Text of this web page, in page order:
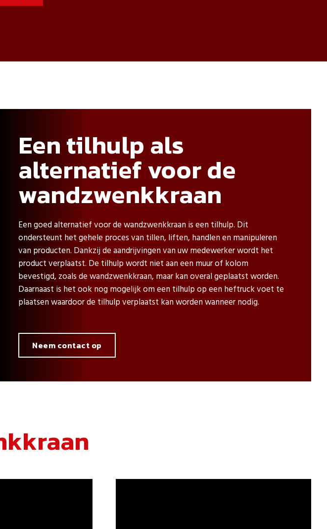
Een tilhulp als
alternatief voor de
wandzwenkkraan
Een goed alternatief voor de wandzwenkkraan is een tilhulp. Dit
ondersteunt het gehele proces van tillen, liften, handlen en manipuleren
van producten. Dankzij de aandrijvingen van uw medewerker wordt het
product verplaatst. De tilhulp wordt niet aan een muur of kolom
bevestigd, zoals de wandzwenkkraan, maar kan overal geplaatst worden.
Daarnaast is het ook nog mogelijk om een tilhulp op een heftruck voet te
plaatsen waardoor de tilhulp verplaatst kan worden wanneer nodig.
Neem contact op